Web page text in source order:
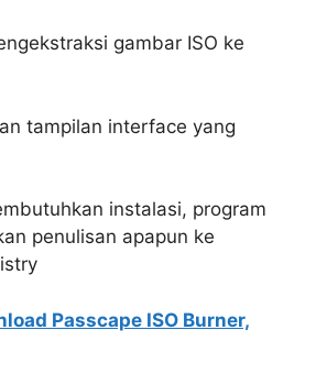
gambar ISO ke
interface yang
instalasi, program
penulisan apapun ke
Passcape ISO Burner,